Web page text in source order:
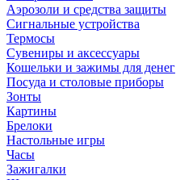
Аэрозоли и средства защиты
Сигнальные устройства
Термосы
Сувениры и аксессуары
Кошельки и зажимы для денег
Посуда и столовые приборы
Зонты
Картины
Брелоки
Настольные игры
Часы
Зажигалки